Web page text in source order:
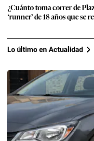
¿Cuánto toma correr de
‘runner’ de 18 años que se
Lo último en Actualidad